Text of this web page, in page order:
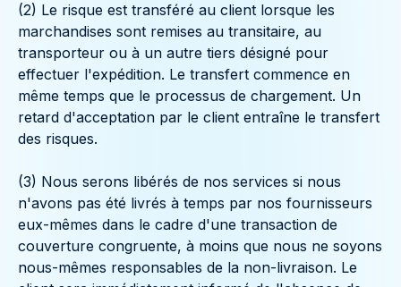
(2) Le risque est transféré au client lorsque les
marchandises sont remises au transitaire, au
transporteur ou à un autre tiers désigné pour
effectuer l'expédition. Le transfert commence en
même temps que le processus de chargement. Un
retard d'acceptation par le client entraîne le transfert
des risques.
(3) Nous serons libérés de nos services si nous
n'avons pas été livrés à temps par nos fournisseurs
eux-mêmes dans le cadre d'une transaction de
couverture congruente, à moins que nous ne soyons
nous-mêmes responsables de la non-livraison. Le